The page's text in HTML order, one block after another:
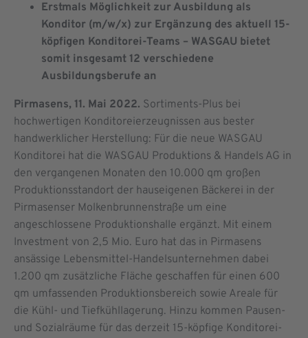
Erstmals Möglichkeit zur Ausbildung als
Konditor (m/w/x) zur Ergänzung des aktuell 15-
köpfigen Konditorei-Teams – WASGAU bietet
somit insgesamt 12 verschiedene
Ausbildungsberufe an
Pirmasens, 11. Mai 2022. Sortiments-Plus bei
hochwertigen Konditoreierzeugnissen aus bester
handwerklicher Herstellung: Für die neue WASGAU
Konditorei hat die WASGAU Produktions & Handels AG in
den vergangenen Monaten den 10.000 qm großen
Produktionsstandort der hauseigenen Bäckerei in der
Pirmasenser Molkenbrunnenstraße um eine
angeschlossene Produktionshalle ergänzt. Mit einem
Investment von 2,5 Mio. Euro hat das in Pirmasens
ansässige Lebensmittel-Handelsunternehmen dabei
1.200 qm zusätzliche Fläche geschaffen für einen 600
qm umfassenden Produktionsbereich sowie Areale für
die Kühl- und Tiefkühllagerung. Hinzu kommen Pausen-
und Sozialräume für das derzeit 15-köpfige Konditorei-